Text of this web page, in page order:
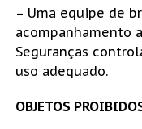
– Uma equipe de
acompanhamento
Seguranças
uso adequado.
OBJETOS